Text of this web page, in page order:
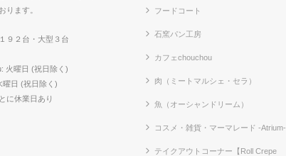
ります。
９２台・大型３台
火曜日 (祝日除く)
曜日 (祝日除く)
に休業日あり
フードコート
石窯パン工房
カフェchouchou
肉（ミートマルシェ・セラ）
魚（オーシャンドリーム）
コスメ・雑貨・マーマレード -Atrium-
テイクアウトコーナー【Roll Crepe